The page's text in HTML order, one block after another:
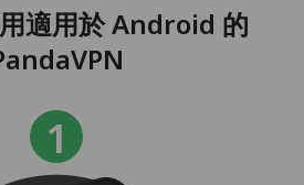
適用於 Android 的